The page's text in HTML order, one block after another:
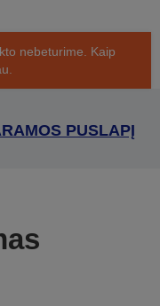
nebeturime. Kaip
PUSLAPĮ